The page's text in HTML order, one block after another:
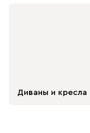
Диваны и кресла